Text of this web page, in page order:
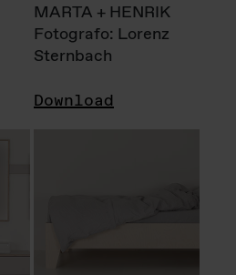
MARTA + HENRIK
Fotografo: Lorenz
Sternbach
Download